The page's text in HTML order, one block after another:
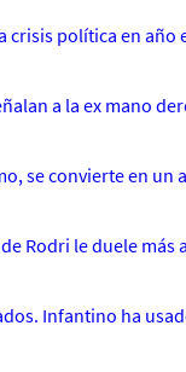
crisis política en año
a la ex mano
se convierte en un
Rodri le duele
Infantino ha